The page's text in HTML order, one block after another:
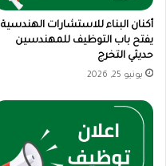
أكنان البناء للاستشارات الهندسية
يفتح باب التوظيف للمهندسين
حديثي التخرج
يونيو 25, 2026